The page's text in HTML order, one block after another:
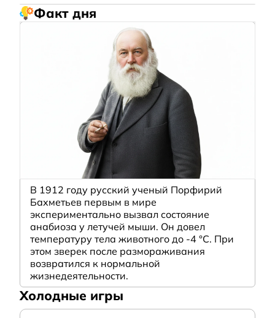
Факт дня
В 1912 году русский ученый Порфирий
Бахметьев первым в мире
экспериментально вызвал состояние
анабиоза у летучей мыши. Он довел
температуру тела животного до -4 °C. При
этом зверек после размораживания
возвратился к нормальной
жизнедеятельности.
Холодные игры